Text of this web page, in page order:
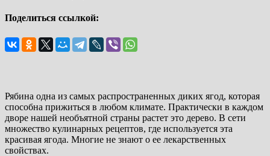
Поделиться ссылкой:
Рябина одна из самых распространенных диких ягод, которая
способна прижиться в любом климате. Практически в каждом
дворе нашей необъятной страны растет это дерево. В сети
множество кулинарных рецептов, где используется эта
красивая ягода. Многие не знают о ее лекарственных
свойствах.